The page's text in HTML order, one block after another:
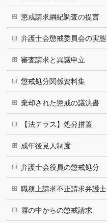
懲戒請求綱紀調査の提言
弁護士会懲戒委員会の実態
審査請求と異議申立
懲戒処分関係資料集
棄却された懲戒の議決書
【法テラス】処分措置
成年後見人制度
弁護士会役員の懲戒処分
職務上請求不正請求弁護士
塀の中からの懲戒請求